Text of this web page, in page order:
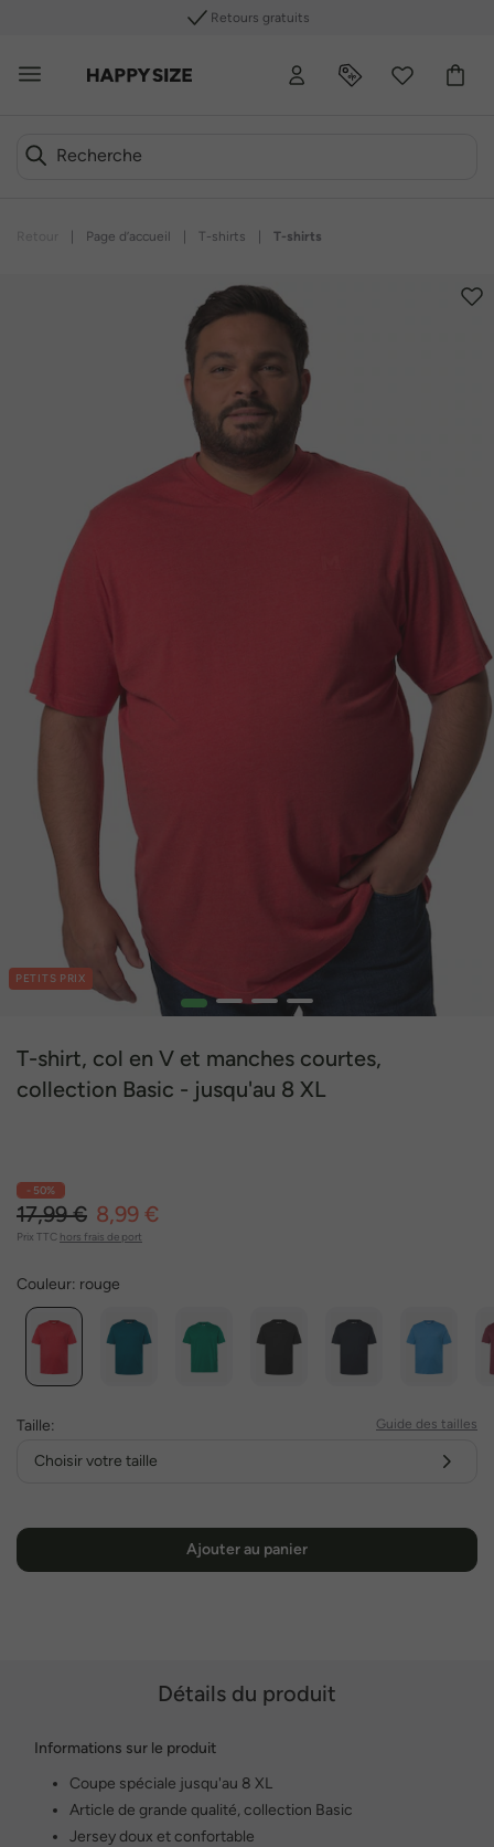
Retours gratuits
Page d’accueil T-shirts T-shirts
PETITS PRIX
1 2 3 4
T-shirt, col en V et manches courtes,
collection Basic - jusqu'au 8 XL
- 50%
17,99 € 8,99 €
Prix TTC hors frais de port
Couleur: rouge
Taille: Guide des tailles
Choisir votre taille
Ajouter au panier
Détails du produit
Informations sur le produit
Coupe spéciale jusqu'au 8 XL
Article de grande qualité, collection Basic
Jersey doux et confortable